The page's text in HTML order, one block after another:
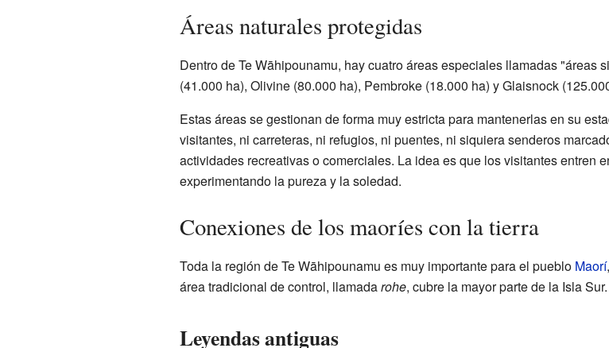
Áreas naturales protegidas
Dentro de Te Wāhipounamu, hay cuatro áreas especiales llamadas "áreas
(41.000 ha), Olivine (80.000 ha), Pembroke (18.000 ha) y Glaisnock
Estas áreas se gestionan de forma muy estricta para mantenerlas en su
visitantes, ni carreteras, ni refugios, ni puentes, ni siquiera senderos
actividades recreativas o comerciales. La idea es que los visitantes entren
experimentando la pureza y la soledad.
Conexiones de los maoríes con la tierra
Toda la región de Te Wāhipounamu es muy importante para el pueblo Maorí
área tradicional de control, llamadarohe, cubre la mayor parte de la Isla Sur.
Leyendas antiguas